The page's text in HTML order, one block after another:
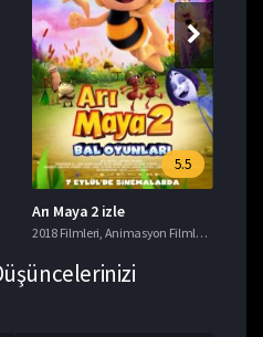
Filmleri,Suç Filmleri
5.5
Arı Maya 2 izle
2018 Filmleri Animasyon Filmleri